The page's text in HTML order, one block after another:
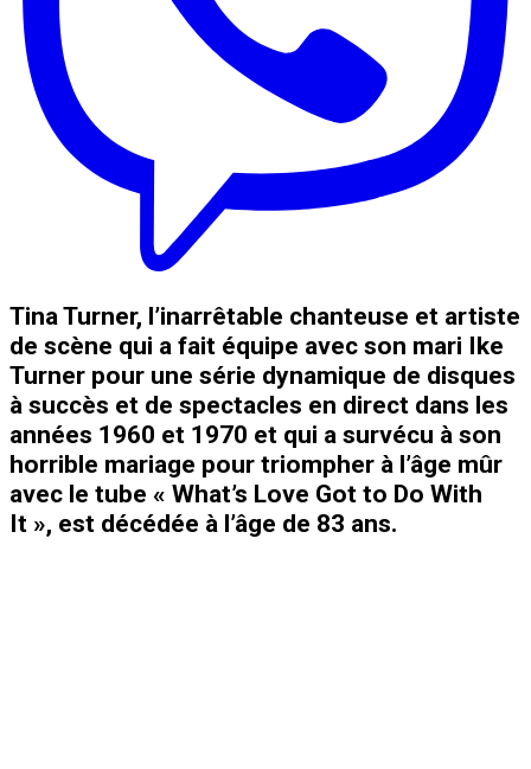
Tina Turner, l’inarrêtable chanteuse et artiste
de scène qui a fait équipe avec son mari Ike
Turner pour une série dynamique de disques
à succès et de spectacles en direct dans les
années 1960 et 1970 et qui a survécu à son
horrible mariage pour triompher à l’âge mûr
avec le tube « What’s Love Got to Do With
It », est décédée à l’âge de 83 ans.